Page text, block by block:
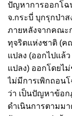
ปัญหาการออกโฉ
จ.กระบี่ บุกรุกป่า
ภายหลังจากคณะ
ทุจริตแห่งชาติ (ค
แปลง (ออกไปแล้
แปลง) ออกโดยไ
ไม่มีการเพิกถอน
ว่า เป็นปัญหาข้อ
ดำเนินการตามม